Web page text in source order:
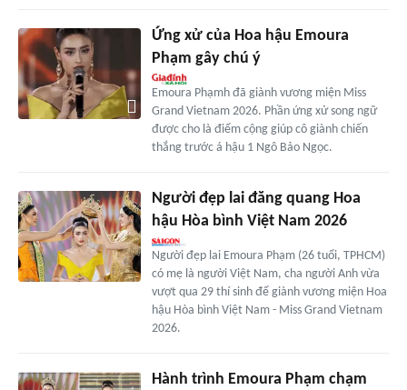
Ứng xử của Hoa hậu Emoura
Phạm gây chú ý
Emoura Phạmh đã giành vương miện Miss
Grand Vietnam 2026. Phần ứng xử song ngữ
được cho là điểm cộng giúp cô giành chiến
thắng trước á hậu 1 Ngô Bảo Ngọc.
Người đẹp lai đăng quang Hoa
hậu Hòa bình Việt Nam 2026
Người đẹp lai Emoura Phạm (26 tuổi, TPHCM)
có mẹ là người Việt Nam, cha người Anh vừa
vượt qua 29 thí sinh để giành vương miện Hoa
hậu Hòa bình Việt Nam - Miss Grand Vietnam
2026.
Hành trình Emoura Phạm chạm